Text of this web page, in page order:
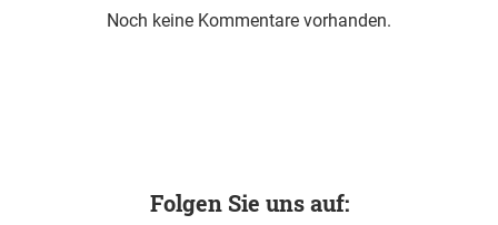
Noch keine Kommentare vorhanden.
Folgen Sie uns auf: